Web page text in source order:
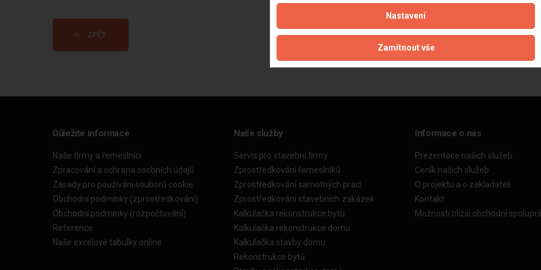
ZPĚT Aktualizováno z portálu ARES dne 03.12.2024 05:00:09
Důležité informace
Naše firmy a řemeslníci
Zpracování a ochrana osobních údajů
Zásady pro používání souborů cookie
Obchodní podmínky (zprostředkování)
Obchodní podmínky (rozpočtování)
Reference
Naše excelové tabulky online
Naše služby
Servis pro stavební firmy
Zprostředkování řemeslníků
Zprostředkování samotných prací
Zprostředkování stavebních zakázek
Kalkulačka rekonstrukce bytu
Kalkulačka rekonstrukce domu
Kalkulačka stavby domu
Rekonstrukce bytů
Informace o nás
Prezentace našich služeb
Ceník našich služeb
O projektu a o zakladateli
Kontakt
Možnosti bližší obchodní
Nastavení
Zamítnout vše